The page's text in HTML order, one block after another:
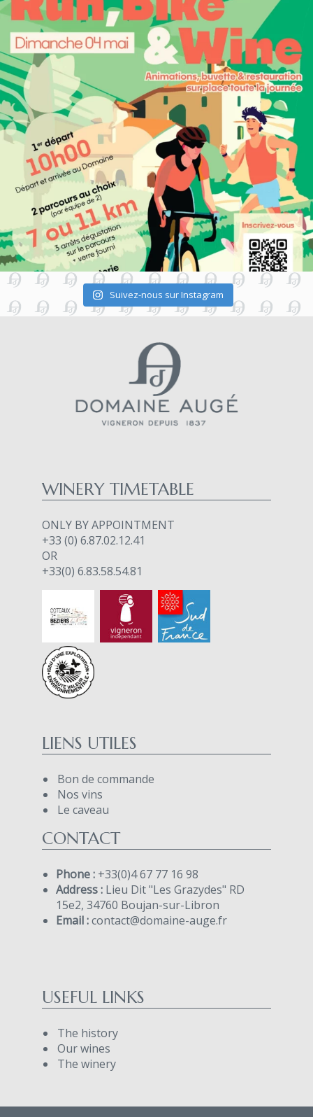
Suivez-nous sur Instagram
WINERY TIMETABLE
ONLY BY APPOINTMENT
+33 (0) 6.87.02.12.41
OR
+33(0) 6.83.58.54.81
LIENS UTILES
Bon de commande
Nos vins
Le caveau
CONTACT
Phone : +33(0)4 67 77 16 98
Address : Lieu Dit "Les Grazydes" RD
15e2, 34760 Boujan-sur-Libron
Email :contact@domaine-auge.fr
USEFUL LINKS
The history
Our wines
The winery